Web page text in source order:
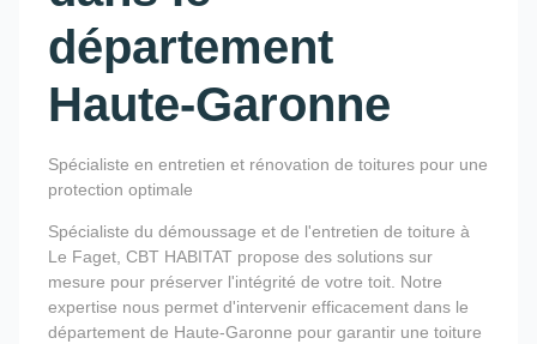
département
Haute-Garonne
Spécialiste en entretien et rénovation de toitures pour une
protection optimale
Spécialiste du démoussage et de l'entretien de toiture à
Le Faget, CBT HABITAT propose des solutions sur
mesure pour préserver l'intégrité de votre toit. Notre
expertise nous permet d'intervenir efficacement dans le
département de Haute-Garonne pour garantir une toiture